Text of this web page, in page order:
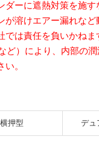
ーに遮熱対策を施す
溶けエアー漏れなど
は責任を負いかねま
）により、内部の
。
横押型 デュ